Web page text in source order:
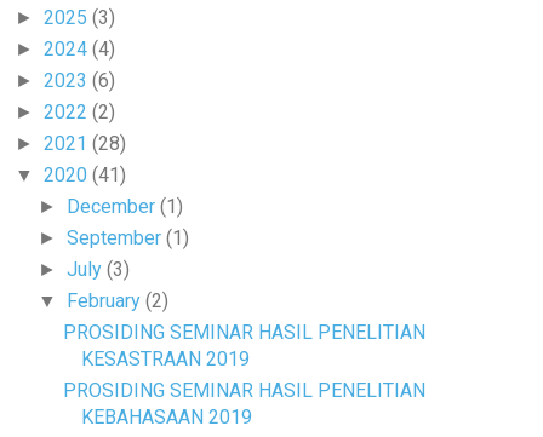
► 2025 (3)
► 2024 (4)
► 2023 (6)
► 2022 (2)
► 2021 (28)
▼ 2020 (41)
► December(1)
►September(1)
►July(3)
▼ February(2)
PROSIDING SEMINAR HASIL PENELITIAN
KESASTRAAN 2019
PROSIDING SEMINAR HASIL PENELITIAN
KEBAHASAAN 2019